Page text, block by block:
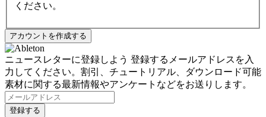
ください。
ニュースレターに登録しよう 登録するメールアドレスを入
力してください。割引、チュートリアル、ダウンロード可能
素材に関する最新情報やアンケートなどをお送りします。